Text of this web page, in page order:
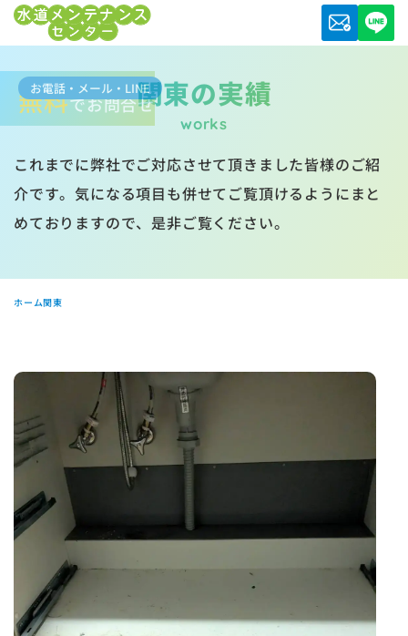
関東の実績
works
これまでに弊社でご対応させて頂きました皆様のご紹
介です。気になる項目も併せてご覧頂けるようにまと
めておりますので、是非ご覧ください。
ホーム関東
お電話・メール・LINE
無料でお問合せ